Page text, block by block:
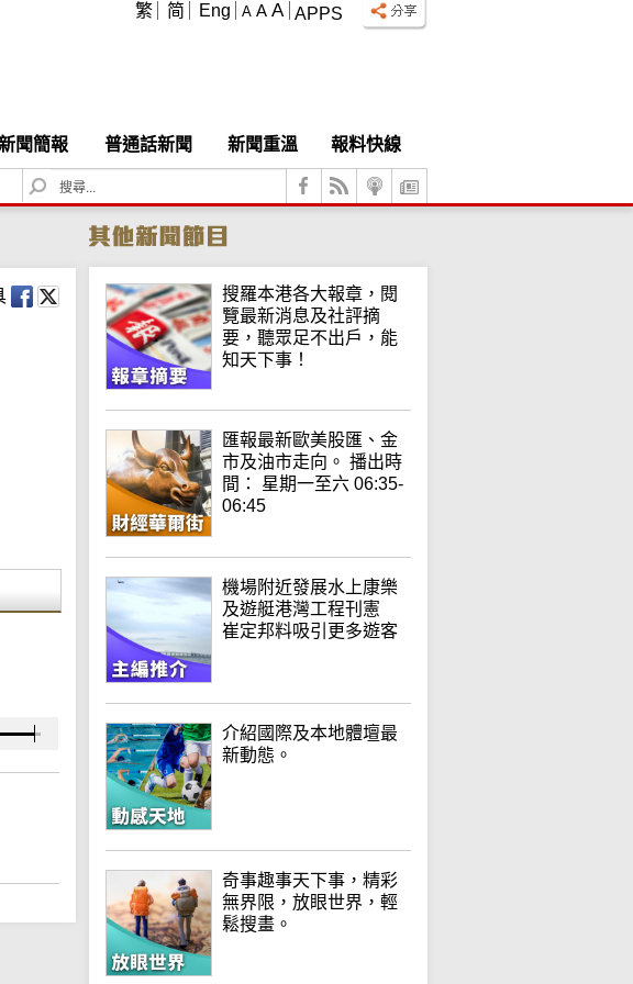
APPS
A A A
繁 简 Eng
聞簡報 普通話新聞 新聞重溫
報料快線
S
e
c
h
搜羅本港各大報章，閱
覽最新消息及社評摘
要，聽眾足不出戶，能
知天下事！
匯報最新歐美股匯、金
市及油市走向。 播出時
間： 星期一至六 06:35-
06:45
機場附近發展水上康樂
及遊艇港灣工程刊憲
崔定邦料吸引更多遊客
介紹國際及本地體壇最
新動態。
奇事趣事天下事，精彩
無界限，放眼世界，輕
鬆搜畫。